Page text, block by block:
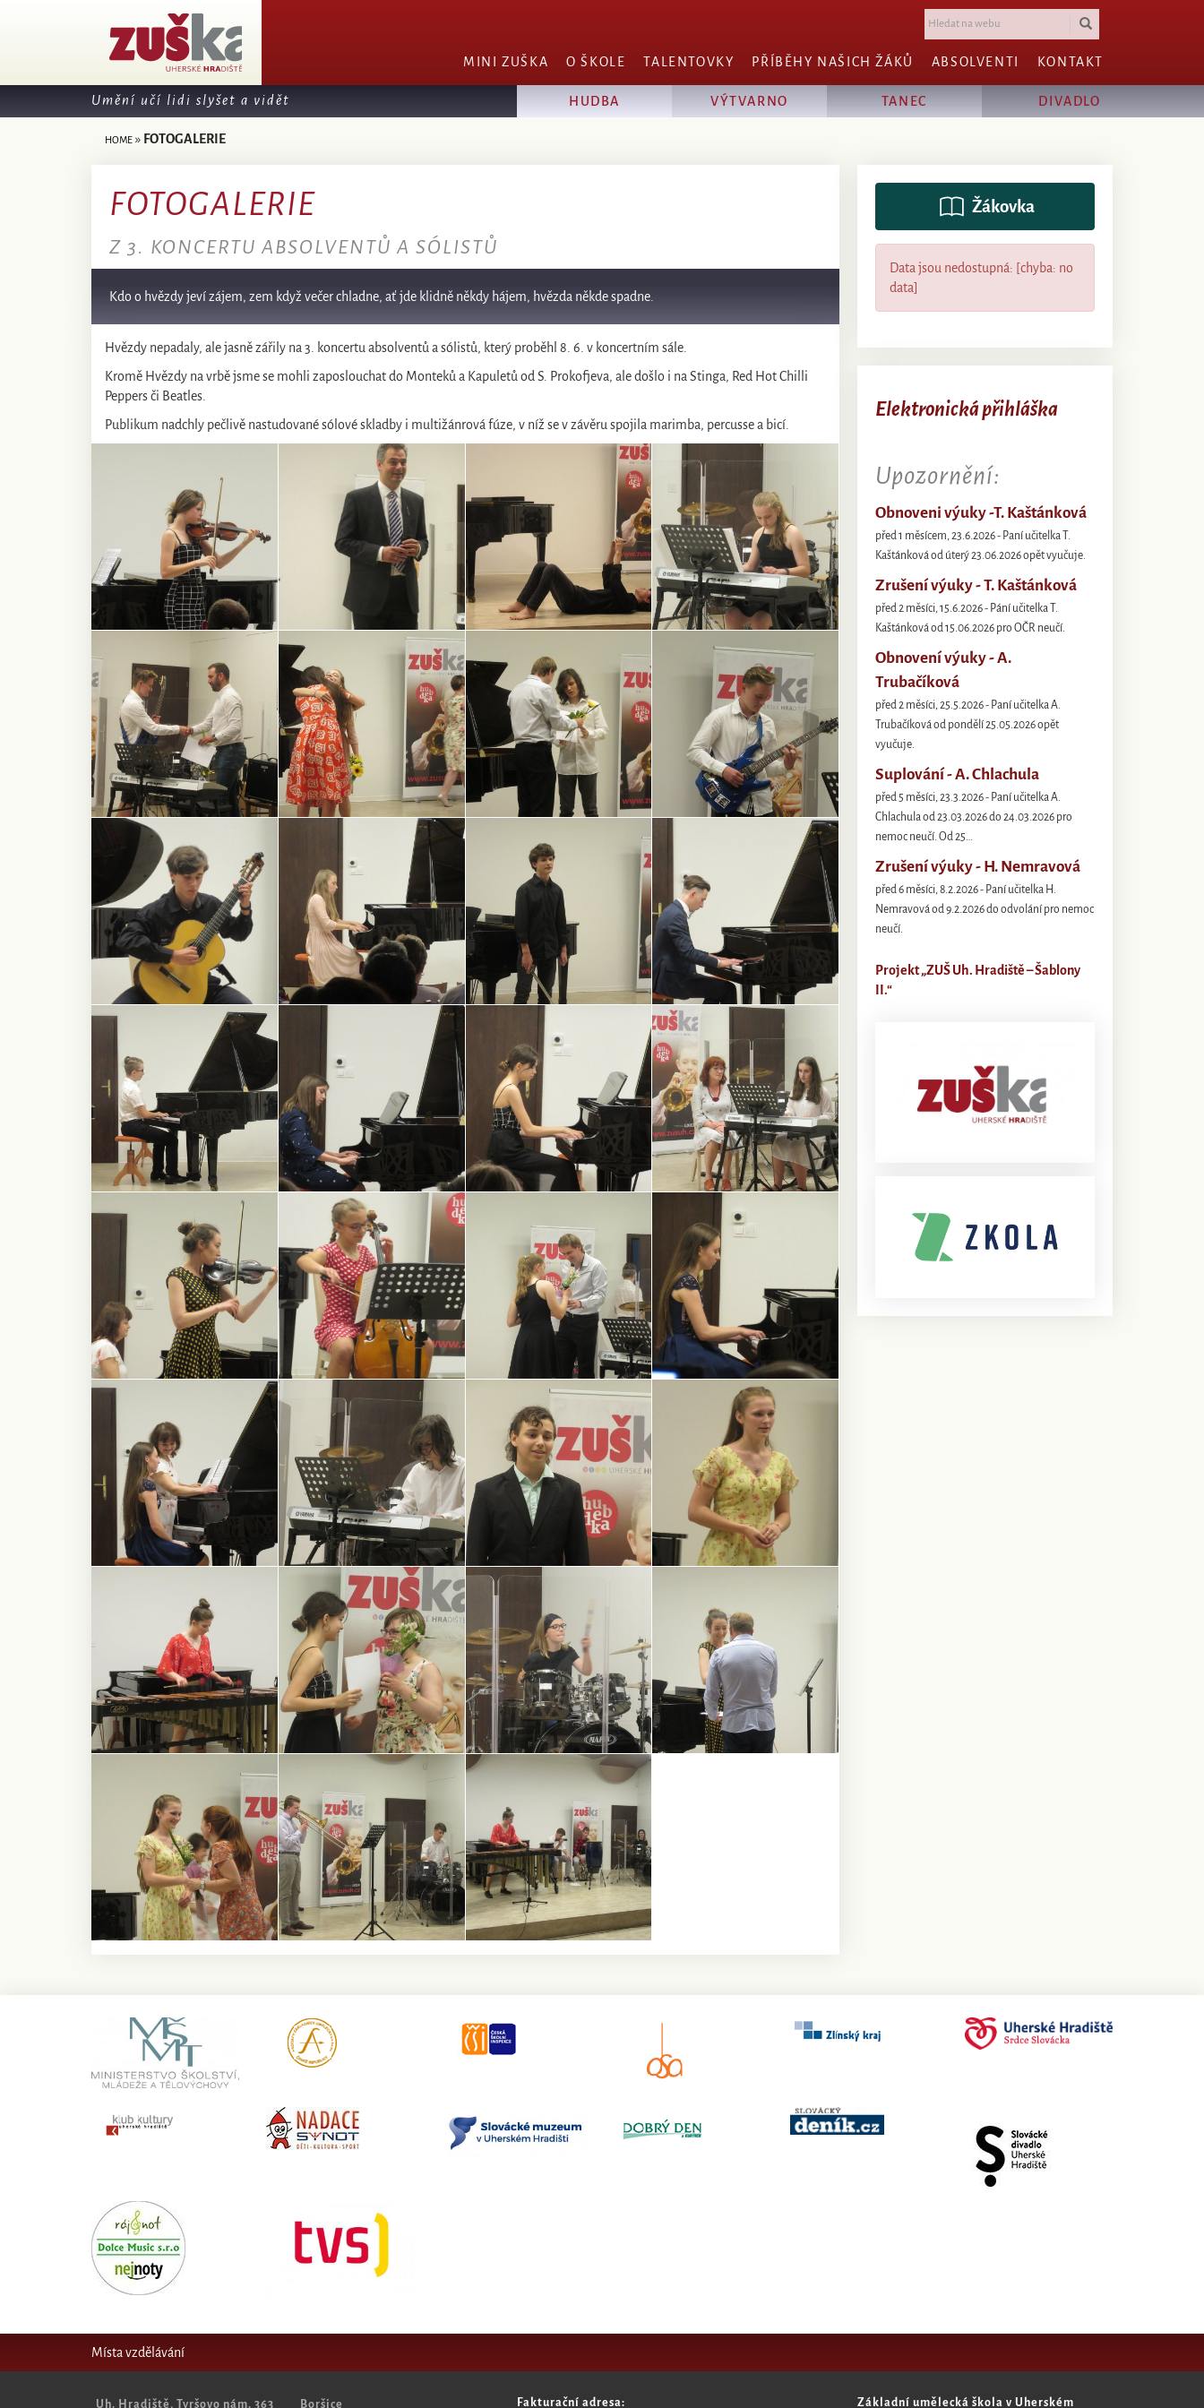
MINI ZUŠKA O ŠKOLE TALENTOVKY PŘÍBĚHY NAŠICH ŽÁKŮ ABSOLVENTI KONTAKT
Umění učí lidi slyšet a vidět HUDBA VÝTVARNO TANEC DIVADLO
HOME » FOTOGALERIE
FOTOGALERIE
Z 3. KONCERTU ABSOLVENTŮ A SÓLISTŮ
Kdo o hvězdy jeví zájem, zem když večer chladne, ať jde klidně někdy hájem, hvězda někde spadne.
Hvězdy nepadaly, ale jasně zářily na 3. koncertu absolventů a sólistů, který proběhl 8. 6. v koncertním sále.
Kromě Hvězdy na vrbě jsme se mohli zaposlouchat do Monteků a Kapuletů od S. Prokofjeva, ale došlo i na Stinga, Red Hot Chilli
Peppers či Beatles.
Publikum nadchly pečlivě nastudované sólové skladby i multižánrová fúze, v níž se v závěru spojila marimba, percusse a bicí.
Žákovka
Data jsou nedostupná: [chyba: no
data]
Elektronická přihláška
Upozornění:
Obnoveni výuky -T. Kaštánková
před 1 měsícem, 23.6.2026 - Paní učitelka T.
Kaštánková od úterý 23.06.2026 opět vyučuje.
Zrušení výuky - T. Kaštánková
před 2 měsíci, 15.6.2026 - Pání učitelka T.
Kaštánková od 15.06.2026 pro OČR neučí.
Obnovení výuky - A.
Trubačíková
před 2 měsíci, 25.5.2026 - Paní učitelka A.
Trubačíková od pondělí 25.05.2026 opět
vyučuje.
Suplování - A. Chlachula
před 5 měsíci, 23.3.2026 - Paní učitelka A.
Chlachula od 23.03.2026 do 24.03.2026 pro
nemoc neučí. Od 25…
Zrušení výuky - H. Nemravová
před 6 měsíci, 8.2.2026 - Paní učitelka H.
Nemravová od 9.2.2026 do odvolání pro nemoc
neučí.
Projekt „ZUŠ Uh. Hradiště – Šablony
II.“
Místa vzdělávání
Uh. Hradiště, Tyršovo nám. 363 Boršice Fakturační adresa: Základní umělecká škola v Uherském